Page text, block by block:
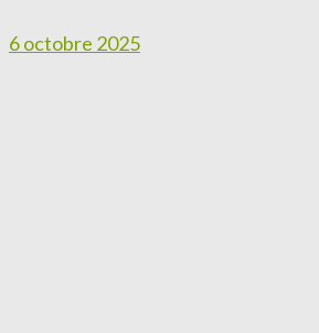
6 octobre 2025